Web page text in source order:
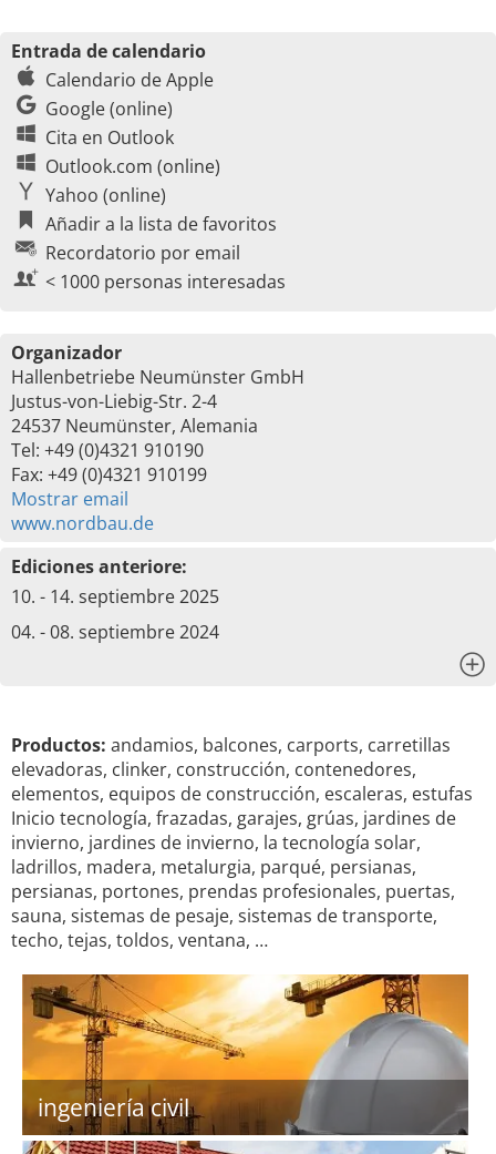
Entrada de calendario
Calendario de Apple
Google (online)
Cita en Outlook
Outlook.com (online)
Yahoo (online)
Añadir a la lista de favoritos
Recordatorio por email
< 1000 personas interesadas
Organizador
Hallenbetriebe Neumünster GmbH
Justus-von-Liebig-Str. 2-4
24537 Neumünster, Alemania
Tel: +49 (0)4321 910190
Fax: +49 (0)4321 910199
Mostrar email
www.nordbau.de
Ediciones anteriore:
10. - 14. septiembre 2025
04. - 08. septiembre 2024
Productos: andamios, balcones, carports, carretillas
elevadoras, clinker, construcción, contenedores,
elementos, equipos de construcción, escaleras, estufas
Inicio tecnología, frazadas, garajes, grúas, jardines de
invierno, jardines de invierno, la tecnología solar,
ladrillos, madera, metalurgia, parqué, persianas,
persianas, portones, prendas profesionales, puertas,
sauna, sistemas de pesaje, sistemas de transporte,
techo, tejas, toldos, ventana, …
ingeniería civil